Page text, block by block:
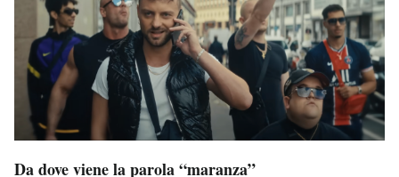
Da dove viene la parola “maranza”